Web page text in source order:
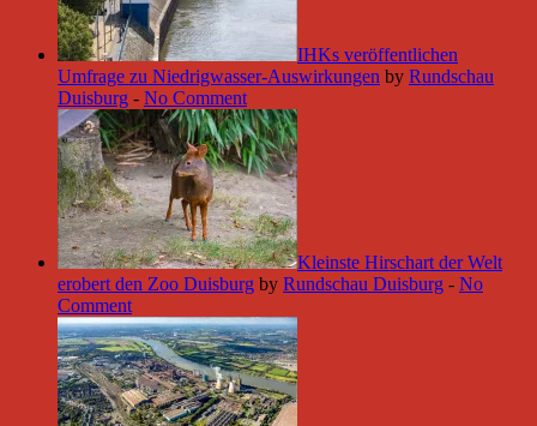
IHKs veröffentlichen
Umfrage zu Niedrigwasser-Auswirkungen by Rundschau
Duisburg - No Comment
Kleinste Hirschart der Welt
erobert den Zoo Duisburg by Rundschau Duisburg - No
Comment